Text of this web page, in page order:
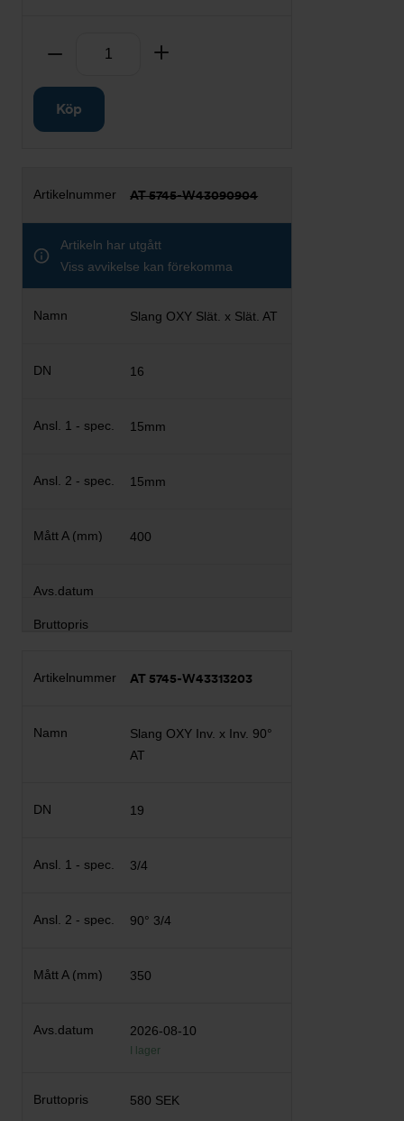
Ta bort
Köp
AT 5745-W43090904
Artikeln har utgått
Viss avvikelse kan förekomma
Slang OXY Slät. x Slät. AT
16
15mm
15mm
400
AT 5745-W43313203
Slang OXY Inv. x Inv. 90°
AT
19
3/4
90° 3/4
350
2026-08-10
I lager
580 SEK